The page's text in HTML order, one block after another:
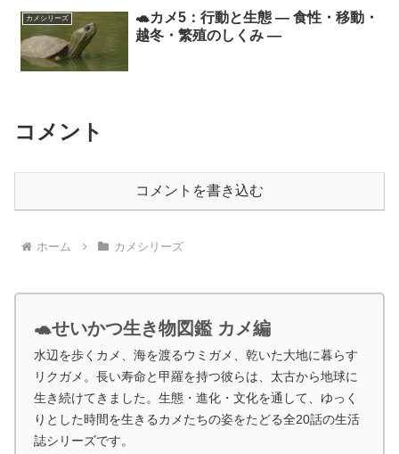
カメシリーズ
🐢カメ5：行動と生態 ― 食性・移動・
越冬・繁殖のしくみ ―
コメント
コメントを書き込む
ホーム カメシリーズ
🐢せいかつ生き物図鑑 カメ編
水辺を歩くカメ、海を渡るウミガメ、乾いた大地に暮らす
リクガメ。長い寿命と甲羅を持つ彼らは、太古から地球に
生き続けてきました。生態・進化・文化を通して、ゆっく
りとした時間を生きるカメたちの姿をたどる全20話の生活
誌シリーズです。